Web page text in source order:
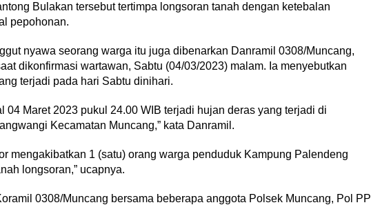
Bulakan tersebut tertimpa longsoran tanah dengan ketebalan
pepohonan.
nyawa seorang warga itu juga dibenarkan Danramil 0308/Muncang,
dikonfirmasi wartawan, Sabtu (04/03/2023) malam. Ia menyebutkan
terjadi pada hari Sabtu dinihari.
04 Maret 2023 pukul 24.00 WIB terjadi hujan deras yang terjadi di
Kecamatan Muncang,” kata Danramil.
mengakibatkan 1 (satu) orang warga penduduk Kampung Palendeng
longsoran,” ucapnya.
0308/Muncang bersama beberapa anggota Polsek Muncang, Pol PP